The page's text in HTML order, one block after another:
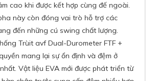
cao khi được kết hợp cùng đế ngoài.
này còn đóng vai trò hỗ trợ các
đến những cú swing chất lượng.
Trùit avf Dual-Durometer FTF +
mang lại sự ổn định và đệm ở
Vật liệu EVA mới được phát triển từ